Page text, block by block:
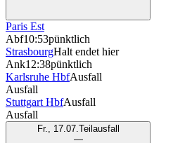
Paris Est
Abf10:53pünktlich
StrasbourgHalt endet hier
Ank12:38pünktlich
Karlsruhe HbfAusfall
Ausfall
Stuttgart HbfAusfall
Ausfall
Fr., 17.07. Teilausfall
—